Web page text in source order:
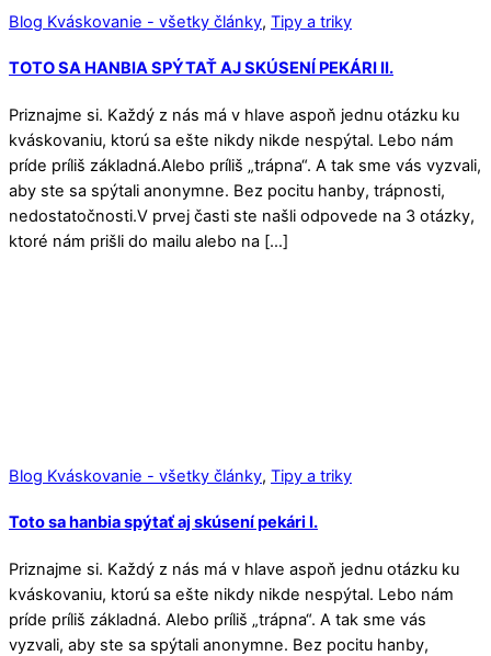
Blog Kváskovanie - všetky články, Tipy a triky
TOTO SA HANBIA SPÝTAŤ AJ SKÚSENÍ PEKÁRI II.
Priznajme si. Každý z nás má v hlave aspoň jednu otázku ku
kváskovaniu, ktorú sa ešte nikdy nikde nespýtal. Lebo nám
príde príliš základná.Alebo príliš „trápna“. A tak sme vás vyzvali,
aby ste sa spýtali anonymne. Bez pocitu hanby, trápnosti,
nedostatočnosti.V prvej časti ste našli odpovede na 3 otázky,
ktoré nám prišli do mailu alebo na […]
Blog Kváskovanie - všetky články, Tipy a triky
Toto sa hanbia spýtať aj skúsení pekári I.
Priznajme si. Každý z nás má v hlave aspoň jednu otázku ku
kváskovaniu, ktorú sa ešte nikdy nikde nespýtal. Lebo nám
príde príliš základná. Alebo príliš „trápna“. A tak sme vás
vyzvali, aby ste sa spýtali anonymne. Bez pocitu hanby,